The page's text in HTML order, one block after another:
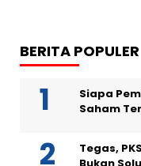
BERITA POPULER
Siapa
Saham
Tegas,